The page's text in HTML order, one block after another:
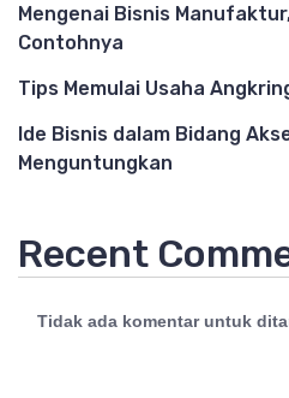
Mengenai Bisnis
Contohnya
Tips Memulai Usaha
Ide Bisnis dalam Bidang
Menguntungkan
Recent
Tidak ada komentar untuk